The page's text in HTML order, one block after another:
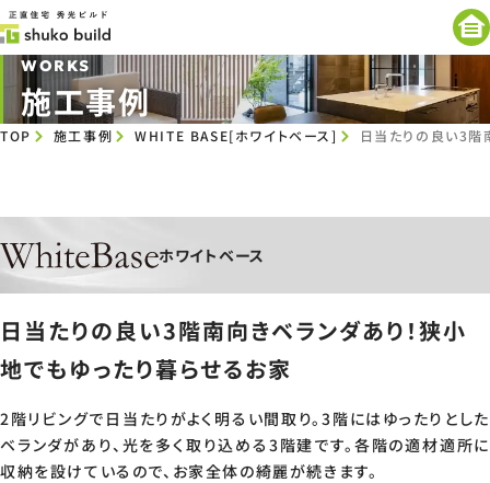
WORKS
施工事例
TOP 施工事例 WHITE BASE[ホワイトベース] 日当たりの良い3階
ホワイトベース
日当たりの良い3階南向きベランダあり！狭小
地でもゆったり暮らせるお家
2階リビングで日当たりがよく明るい間取り。3階にはゆったりとした
ベランダがあり、光を多く取り込める3階建です。各階の適材適所に
収納を設けているので、お家全体の綺麗が続きます。